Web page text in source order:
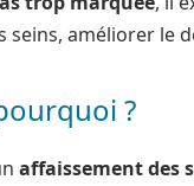
seins, améliorer le
?
affaissement des